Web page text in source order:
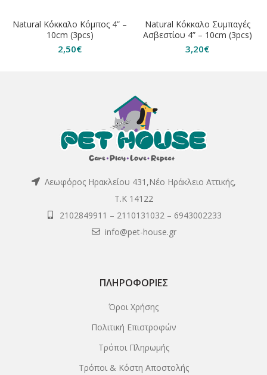
Natural Κόκκαλο Κόμπος 4” –
10cm (3pcs)
2,50€
Natural Κόκκαλο Συμπαγές
Ασβεστίου 4” – 10cm (3pcs)
3,20€
Λεωφόρος Ηρακλείου 431,Νέο Ηράκλειο Αττικής,
Τ.Κ 14122
2102849911 – 2110131032 – 6943002233
info@pet-house.gr
ΠΛΗΡΟΦΟΡΊΕΣ
Όροι Χρήσης
Πολιτική Επιστροφών
Τρόποι Πληρωμής
Τρόποι & Κόστη Αποστολής